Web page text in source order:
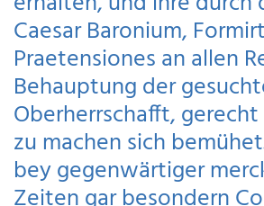
Caesar Baronium,
Praetensiones an allen
Behauptung der
Oberherrschafft,
zu machen sich
bey gegenwärtiger